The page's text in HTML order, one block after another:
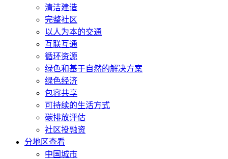
清洁建造
完整社区
以人为本的交通
互联互通
循环资源
绿色和基于自然的解决方案
绿色经济
包容共享
可持续的生活方式
碳排放评估
社区投融资
分地区查看
中国城市